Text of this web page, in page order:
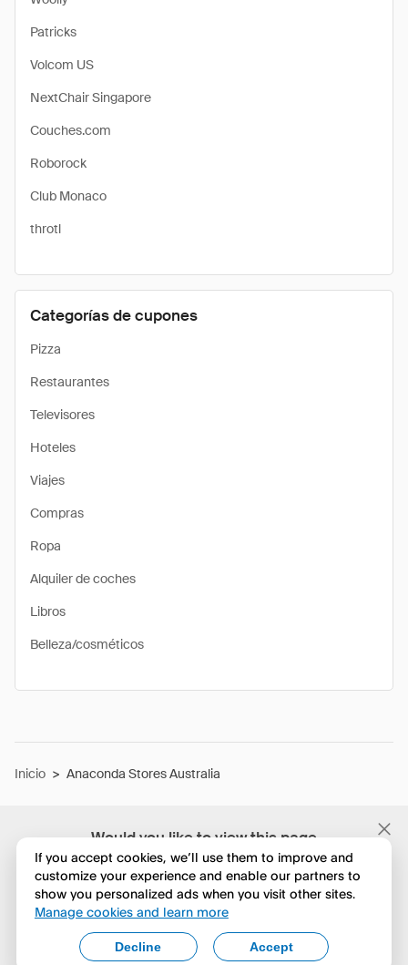
Would you like to view this page
in English?
No, seguir navegando
Yes, change to English
Patricks
Volcom US
NextChair Singapore
Couches.com
Roborock
Club Monaco
throtl
Categorías de cupones
Pizza
Restaurantes
Televisores
Hoteles
Viajes
Compras
Ropa
Alquiler de coches
Libros
Belleza/cosméticos
Inicio > Anaconda Stores Australia
If you accept cookies, we’ll use them to improve and
customize your experience and enable our partners to
show you personalized ads when you visit other sites.
Manage cookies and learn more
Accept
Decline